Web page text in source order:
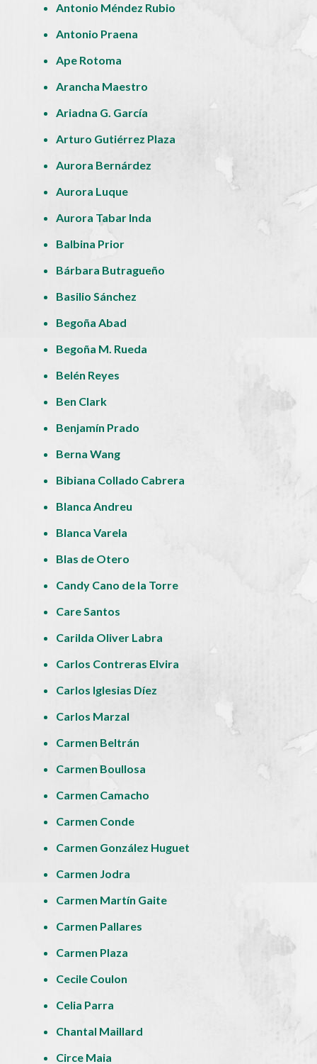
Antonio Méndez Rubio
Antonio Praena
Ape Rotoma
Arancha Maestro
Ariadna G. García
Arturo Gutiérrez Plaza
Aurora Bernárdez
Aurora Luque
Aurora Tabar Inda
Balbina Prior
Bárbara Butragueño
Basilio Sánchez
Begoña Abad
Begoña M. Rueda
Belén Reyes
Ben Clark
Benjamín Prado
Berna Wang
Bibiana Collado Cabrera
Blanca Andreu
Blanca Varela
Blas de Otero
Candy Cano de la Torre
Care Santos
Carilda Oliver Labra
Carlos Contreras Elvira
Carlos Iglesias Díez
Carlos Marzal
Carmen Beltrán
Carmen Boullosa
Carmen Camacho
Carmen Conde
Carmen González Huguet
Carmen Jodra
Carmen Martín Gaite
Carmen Pallares
Carmen Plaza
Cecile Coulon
Celia Parra
Chantal Maillard
Circe Maia